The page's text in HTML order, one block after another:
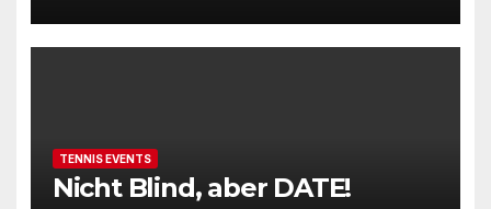
TENNIS EVENTS
Nicht Blind, aber DATE!